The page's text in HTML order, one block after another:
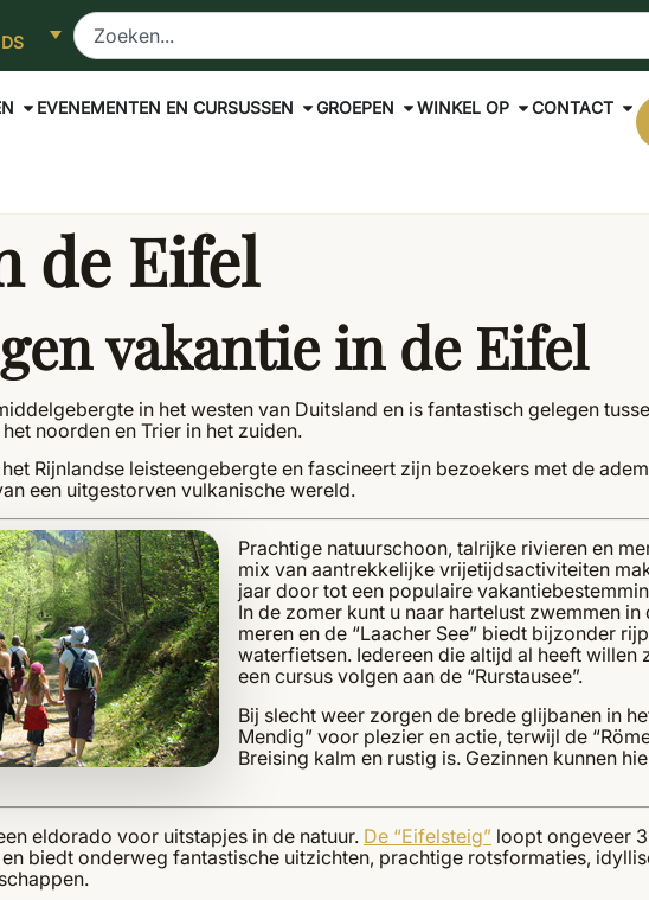
EVENEMENTEN EN CURSUSSEN GROEPEN WINKEL OP CONTACT
de Eifel
vakantie in de Eifel
in het westen van Duitsland en is fantastisch gelegen
noorden en Trier in het zuiden.
Rijnlandse leisteengebergte en fascineert zijn bezoekers met de
een uitgestorven vulkanische wereld.
Prachtige natuurschoon, talrijke rivieren en
mix van aantrekkelijke vrijetijdsactiviteiten
jaar door tot een populaire
In de zomer kunt u naar hartelust zwemmen
meren en de “Laacher See” biedt bijzonder
waterfietsen. Iedereen die altijd al heeft willen
een cursus volgen aan de “Rurstausee”.
Bij slecht weer zorgen de brede glijbanen in
Mendig” voor plezier en actie, terwijl de
Breising kalm en rustig is. Gezinnen kunnen
eldorado voor uitstapjes in de natuur. De “Eifelsteig” loopt ongeveer
biedt onderweg fantastische uitzichten, prachtige rotsformaties,